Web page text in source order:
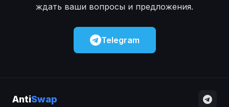
ждать ваши вопросы и предложения.
Telegram
AntiSwap